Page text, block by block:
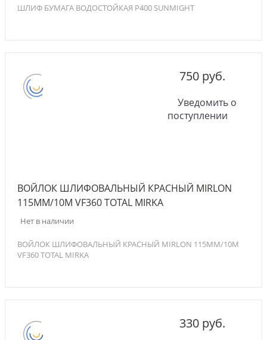
ШЛИФ БУМАГА ВОДОСТОЙКАЯ P400 SUNMIGHT
750 руб.
Уведомить о
поступлении
ВОЙЛОК ШЛИФОВАЛЬНЫЙ КРАСНЫЙ MIRLON
115ММ/10М VF360 TOTAL MIRKA
Нет в наличии
ВОЙЛОК ШЛИФОВАЛЬНЫЙ КРАСНЫЙ MIRLON 115ММ/10М
VF360 TOTAL MIRKA
330 руб.